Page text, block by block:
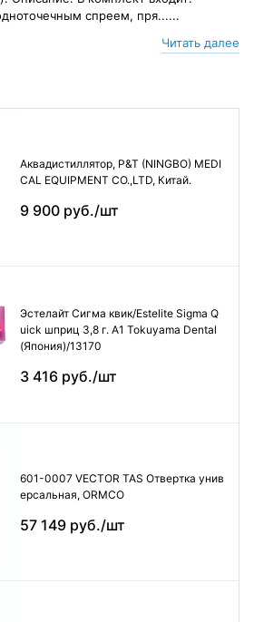
спреем, пря......
Читать далее
Аквадистиллятор, P&T (NINGBO) MEDI
CAL EQUIPMENT CO.,LTD, Китай.
9 900 руб./шт
Эстелайт Сигма квик/Estelite Sigma Q
uick шприц 3,8 г. А1 Tokuyama Dental
(Япония)/13170
3 416 руб./шт
601-0007 VECTOR TAS Отвертка унив
ерсальная, ORMCO
57 149 руб./шт